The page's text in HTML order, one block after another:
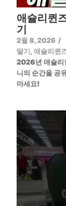
애슐리퀸
기
2월 8, 2026 /
딸기, 애슐리퀸
2026년 애슐리
니의 순간을 공
마세요!